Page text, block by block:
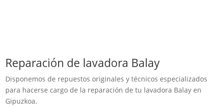
Reparación de lavadora Balay
Disponemos de repuestos originales y técnicos especializados
para hacerse cargo de la reparación de tu lavadora Balay en
Gipuzkoa.